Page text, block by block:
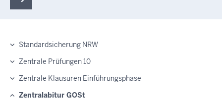
Standardsicherung NRW
Zentrale Prüfungen 10
Zentrale Klausuren Einführungsphase
Zentralabitur GOSt